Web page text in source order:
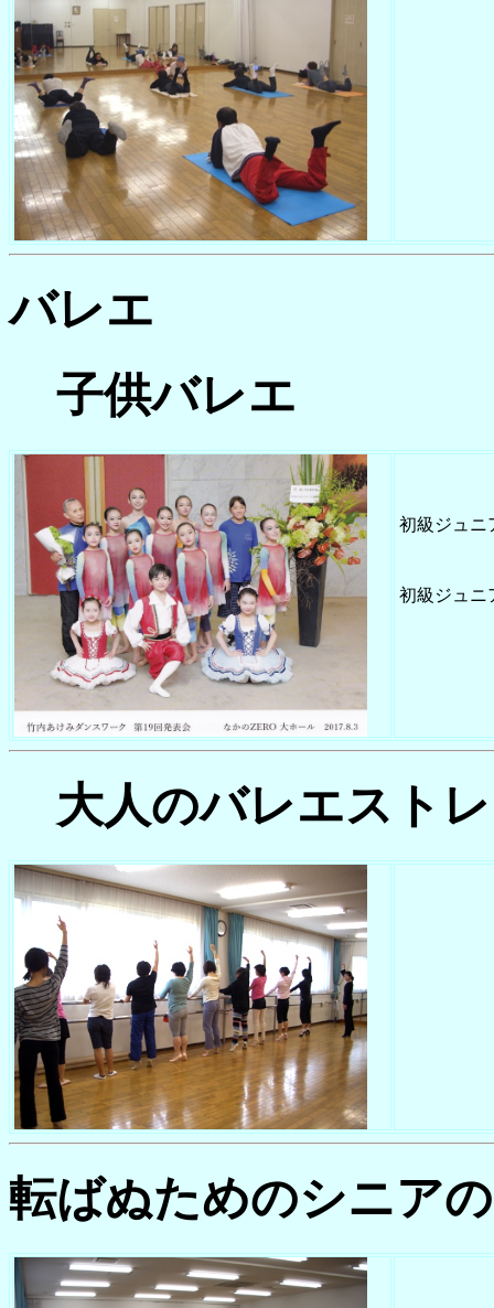
バレエ
子供バレエ
初級ジュ
初級ジュ
大人のバレエスト
転ばぬためのシニア